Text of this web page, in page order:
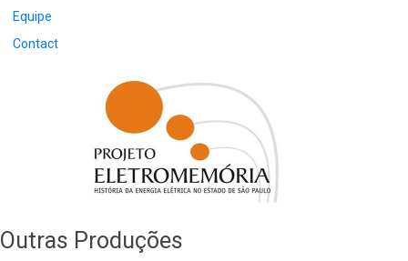
Equipe
Contact
Outras Produções